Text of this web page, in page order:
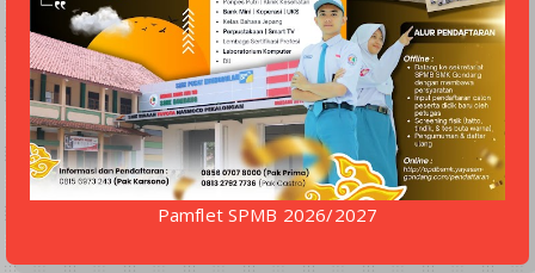
Pamflet SPMB 2026/2027